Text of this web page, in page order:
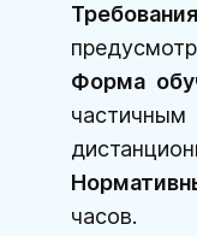
Форма
часов.